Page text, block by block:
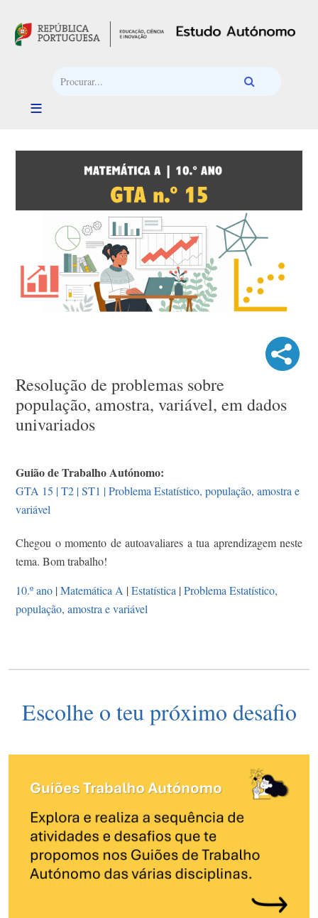
Resolução de problemas sobre
população, amostra, variável, em dados
univariados
Guião de Trabalho Autónomo:
GTA 15 | T2 | ST1 | Problema Estatístico, população, amostra e
variável
Chegou o momento de autoavaliares a tua aprendizagem neste
tema. Bom trabalho!
10.º ano |Matemática A |Estatística |Problema Estatístico,
população, amostra e variável
Escolhe o teu próximo desafio